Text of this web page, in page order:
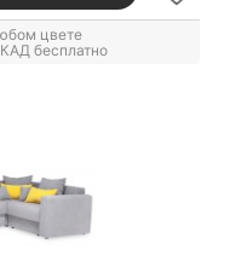
цвете
бесплатно